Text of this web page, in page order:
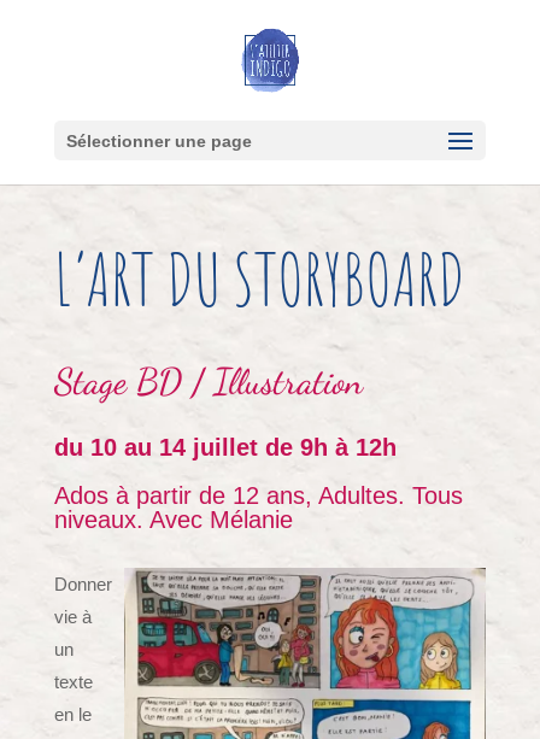
Sélectionner une page
L’ART DU STORYBOARD
Stage BD / Illustration
du 10 au 14 juillet de 9h à 12h
Ados à partir de 12 ans, Adultes. Tous
niveaux. Avec Mélanie
Donner
vie à
un
texte
en le